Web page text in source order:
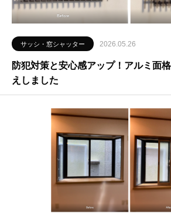
サッシ・窓シャッター 2026.05.26
防犯対策と安心感アップ！アルミ面
えしました